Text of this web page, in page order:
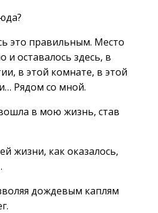
это правильным. Место
и оставалось здесь, в
в этой комнате, в этой
Рядом со мной.
в мою жизнь, став
жизни, как оказалось,
дождевым каплям